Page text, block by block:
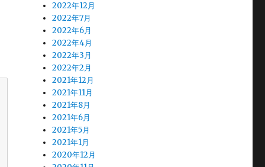
2022年12月
2022年7月
2022年6月
2022年4月
2022年3月
2022年2月
2021年12月
2021年11月
2021年8月
2021年6月
2021年5月
2021年1月
2020年12月